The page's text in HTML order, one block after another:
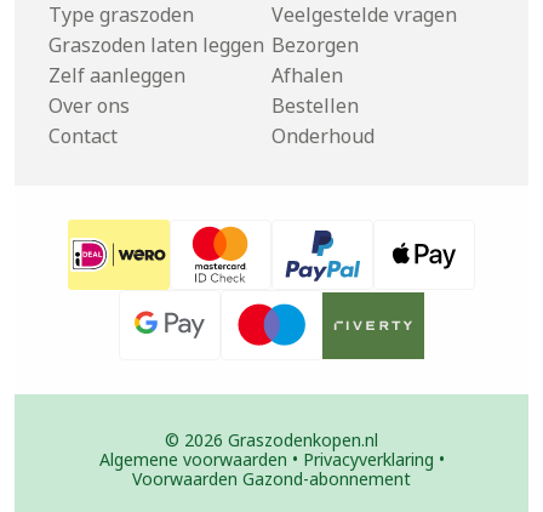
Type graszoden
Graszoden laten leggen
Zelf aanleggen
Over ons
Contact
Veelgestelde vragen
Bezorgen
Afhalen
Bestellen
Onderhoud
© 2026 Graszodenkopen.nl
Algemene voorwaarden • Privacyverklaring •
Voorwaarden Gazond-abonnement